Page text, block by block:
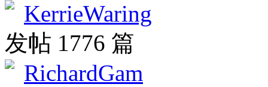
KerrieWaring
发帖 1776 篇
RichardGam